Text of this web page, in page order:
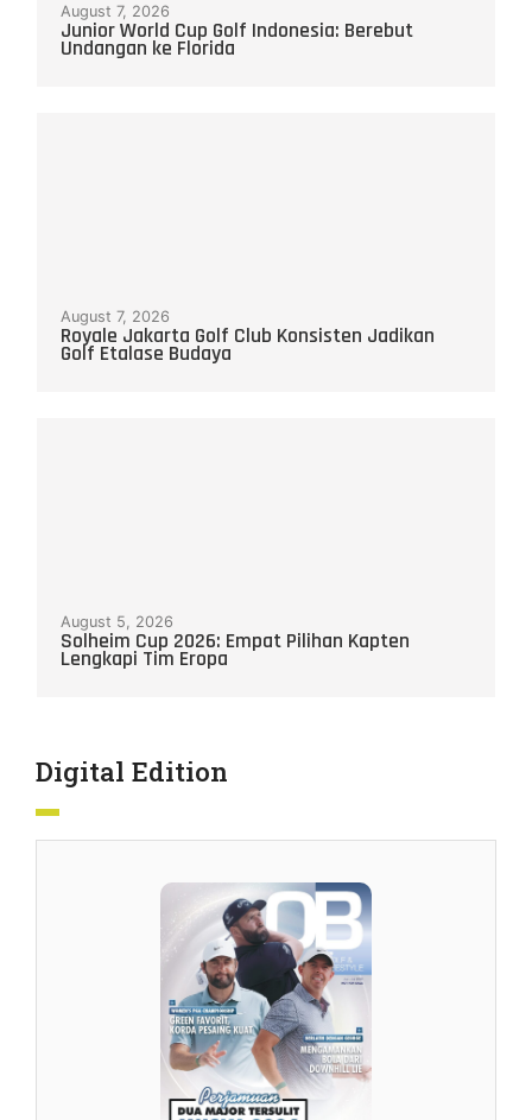
August 7, 2026
Junior World Cup Golf Indonesia: Berebut
Undangan ke Florida
August 7, 2026
Royale Jakarta Golf Club Konsisten Jadikan
Golf Etalase Budaya
August 5, 2026
Solheim Cup 2026: Empat Pilihan Kapten
Lengkapi Tim Eropa
Digital Edition